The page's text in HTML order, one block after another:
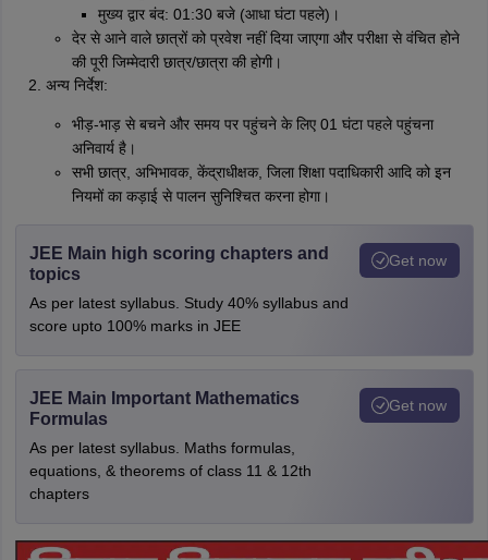
मुख्य द्वार बंद: 01:30 बजे (आधा घंटा पहले)।
देर से आने वाले छात्रों को प्रवेश नहीं दिया जाएगा और परीक्षा से वंचित होने
की पूरी जिम्मेदारी छात्र/छात्रा की होगी।
अन्य निर्देश:
भीड़-भाड़ से बचने और समय पर पहुंचने के लिए 01 घंटा पहले पहुंचना
अनिवार्य है।
सभी छात्र, अभिभावक, केंद्राधीक्षक, जिला शिक्षा पदाधिकारी आदि को इन
नियमों का कड़ाई से पालन सुनिश्चित करना होगा।
JEE Main high scoring chapters and
topics
As per latest syllabus. Study 40% syllabus and
score upto 100% marks in JEE
Get now
JEE Main Important Mathematics
Formulas
As per latest syllabus. Maths formulas,
equations, & theorems of class 11 & 12th
chapters
Get now